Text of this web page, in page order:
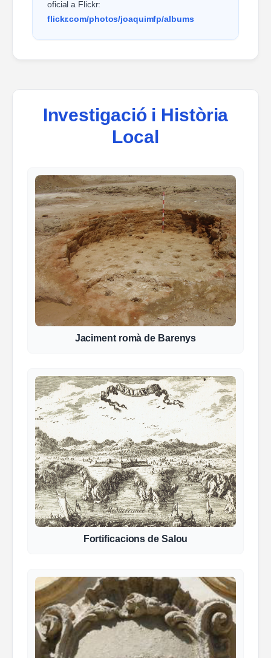
oficial a Flickr:
flickr.com/photos/joaquimfp/albums
Investigació i Història
Local
Jaciment romà de Barenys
Fortificacions de Salou